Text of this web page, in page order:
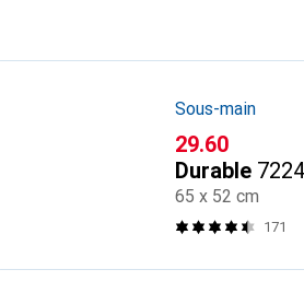
Sous-main
CHF
29.60
Durable
65 x 52 cm
171